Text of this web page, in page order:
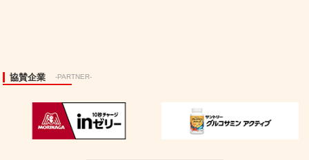
協賛企業 -PARTNER-